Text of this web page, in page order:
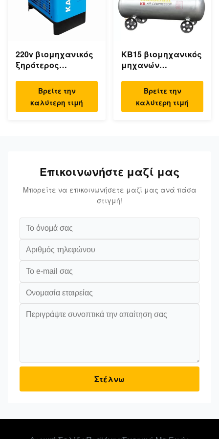
220v βιομηχανικός
ξηρότερος
κατεψυγμένος
συμπιεσμένος
αέρας
Βρείτε την
καλύτερη τιμή
KB15 βιομηχανικός
μηχανών
15kw 20hp εμβόλων
υψηλών 30Bar
χαμηλού θορύβου
Βρείτε την
καλύτερη τιμή
Επικοινωνήστε μαζί μας
Μπορείτε να επικοινωνήσετε μαζί μας ανά πάσα
στιγμή!
Στέλνω